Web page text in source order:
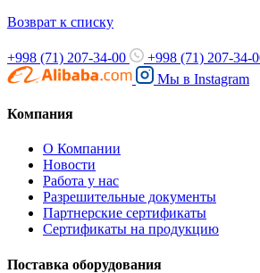
Возврат к списку
+998 (71) 207-34-00 +998 (71) 207-34-
Мы в Instagram
Компания
О Компании
Новости
Работа у нас
Разрешительные документы
Партнерские сертификаты
Сертификаты на продукцию
Поставка оборудования